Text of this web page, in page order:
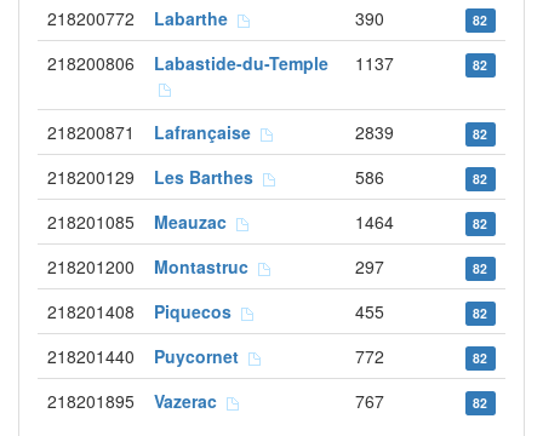
218200772 Labarthe 390 82
218200806 Labastide-du-Temple 1137 82
218200871 Lafrançaise 2839 82
218200129 Les Barthes 586 82
218201085 Meauzac 1464 82
218201200 Montastruc 297 82
218201408 Piquecos 455 82
218201440 Puycornet 772 82
218201895 Vazerac 767 82